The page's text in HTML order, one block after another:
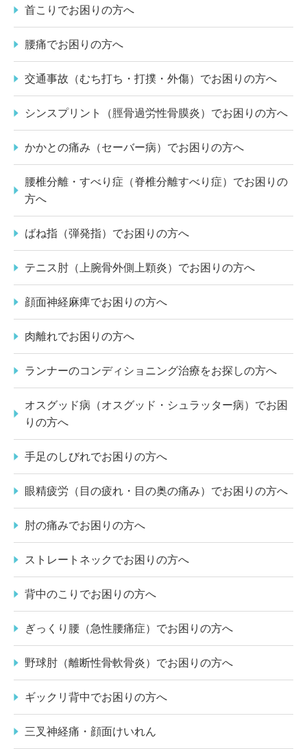
首こりでお困りの方へ
腰痛でお困りの方へ
交通事故（むち打ち・打撲・外傷）でお困りの方へ
シンスプリント（脛骨過労性骨膜炎）でお困りの方へ
かかとの痛み（セーバー病）でお困りの方へ
腰椎分離・すべり症（脊椎分離すべり症）でお困りの
方へ
ばね指（弾発指）でお困りの方へ
テニス肘（上腕骨外側上顆炎）でお困りの方へ
顔面神経麻痺でお困りの方へ
肉離れでお困りの方へ
ランナーのコンディショニング治療をお探しの方へ
オスグッド病（オスグッド・シュラッター病）でお困
りの方へ
手足のしびれでお困りの方へ
眼精疲労（目の疲れ・目の奥の痛み）でお困りの方へ
肘の痛みでお困りの方へ
ストレートネックでお困りの方へ
背中のこりでお困りの方へ
ぎっくり腰（急性腰痛症）でお困りの方へ
野球肘（離断性骨軟骨炎）でお困りの方へ
ギックリ背中でお困りの方へ
三叉神経痛・顔面けいれん